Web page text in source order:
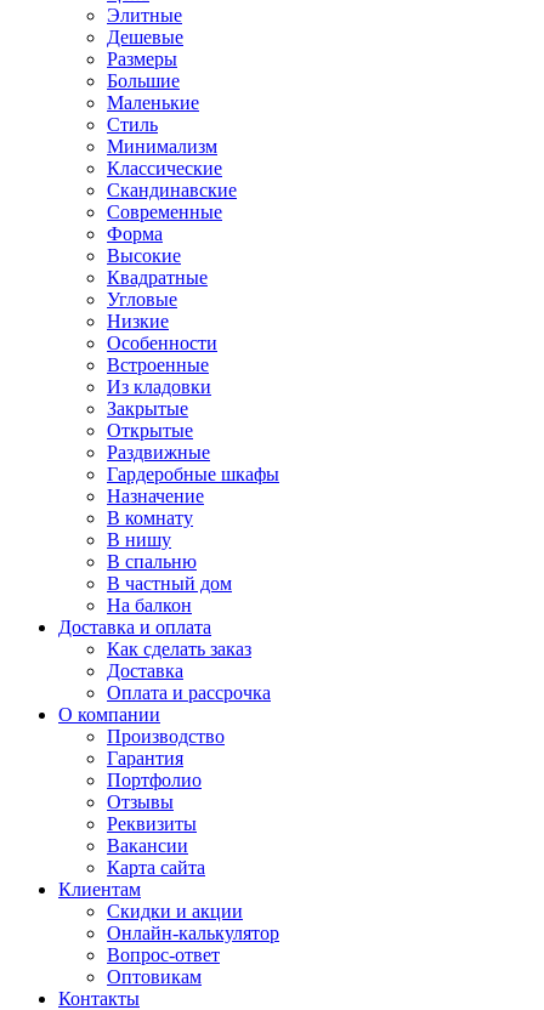
Элитные
Дешевые
Размеры
Большие
Маленькие
Стиль
Минимализм
Классические
Скандинавские
Современные
Форма
Высокие
Квадратные
Угловые
Низкие
Особенности
Встроенные
Из кладовки
Закрытые
Открытые
Раздвижные
Гардеробные шкафы
Назначение
В комнату
В нишу
В спальню
В частный дом
На балкон
Доставка и оплата
Как сделать заказ
Доставка
Оплата и рассрочка
О компании
Производство
Гарантия
Портфолио
Отзывы
Реквизиты
Вакансии
Карта сайта
Клиентам
Скидки и акции
Онлайн-калькулятор
Вопрос-ответ
Оптовикам
Контакты